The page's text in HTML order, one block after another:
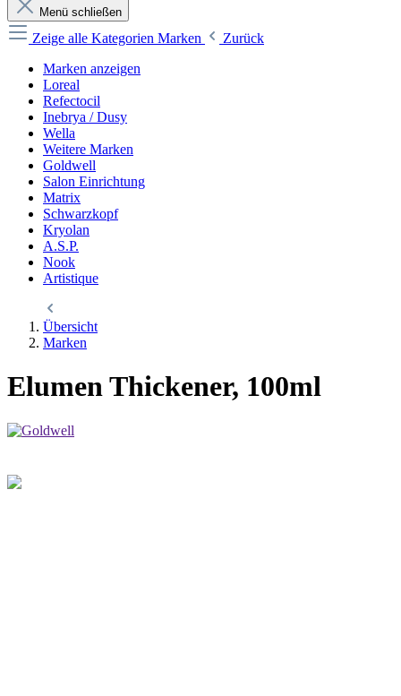
Menü schließen
Zeige alle Kategorien Marken
Zurück
Marken anzeigen
Loreal
Refectocil
Inebrya / Dusy
Wella
Weitere Marken
Goldwell
Salon Einrichtung
Matrix
Schwarzkopf
Kryolan
A.S.P.
Nook
Artistique
Übersicht
Marken
Elumen Thickener, 100ml